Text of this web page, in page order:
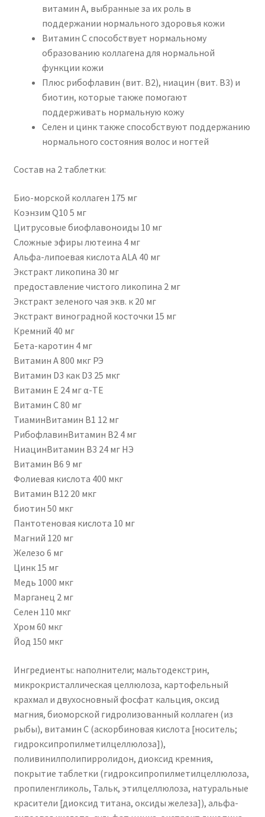
витамин А, выбранные за их роль в
поддержании нормального здоровья кожи
Витамин С способствует нормальному
образованию коллагена для нормальной
функции кожи
Плюс рибофлавин (вит. B2), ниацин (вит. B3) и
биотин, которые также помогают
поддерживать нормальную кожу
Селен и цинк также способствуют поддержанию
нормального состояния волос и ногтей
Состав на 2 таблетки:
Био-морской коллаген 175 мг
Коэнзим Q10 5 мг
Цитрусовые биофлавоноиды 10 мг
Сложные эфиры лютеина 4 мг
Альфа-липоевая кислота ALA 40 мг
Экстракт ликопина 30 мг
предоставление чистого ликопина 2 мг
Экстракт зеленого чая экв. к 20 мг
Экстракт виноградной косточки 15 мг
Кремний 40 мг
Бета-каротин 4 мг
Витамин А 800 мкг РЭ
Витамин D3 как D3 25 мкг
Витамин Е 24 мг α-ТЕ
Витамин C 80 мг
ТиаминВитамин B1 12 мг
РибофлавинВитамин B2 4 мг
НиацинВитамин B3 24 мг НЭ
Витамин В6 9 мг
Фолиевая кислота 400 мкг
Витамин В12 20 мкг
биотин 50 мкг
Пантотеновая кислота 10 мг
Магний 120 мг
Железо 6 мг
Цинк 15 мг
Медь 1000 мкг
Марганец 2 мг
Селен 110 мкг
Хром 60 мкг
Йод 150 мкг
Ингредиенты: наполнители; мальтодекстрин,
микрокристаллическая целлюлоза, картофельный
крахмал и двухосновный фосфат кальция, оксид
магния, биоморской гидролизованный коллаген (из
рыбы), витамин С (аскорбиновая кислота [носитель;
гидроксипропилметилцеллюлоза]),
поливинилполипирролидон, диоксид кремния,
покрытие таблетки (гидроксипропилметилцеллюлоза,
пропиленгликоль, Тальк, этилцеллюлоза, натуральные
красители [диоксид титана, оксиды железа]), альфа-